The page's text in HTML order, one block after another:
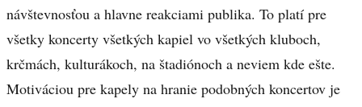
návštevnosťou a hlavne reakciami publika. To platí pre
všetky koncerty všetkých kapiel vo všetkých kluboch,
krčmách, kulturákoch, na štadiónoch a neviem kde ešte.
Motiváciou pre kapely na hranie podobných koncertov je